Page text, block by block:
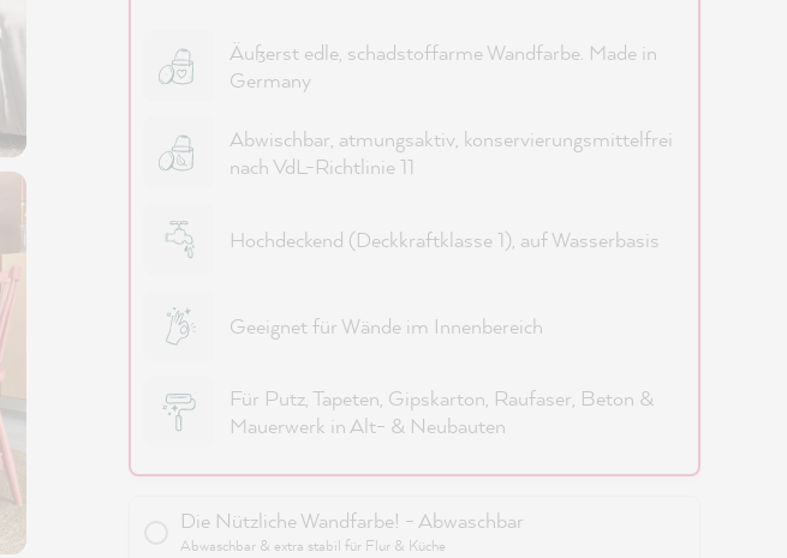
Äußerst edle, schadstoffarme Wandfarbe. Made in
Germany
Abwischbar, atmungsaktiv, konservierungsmittelfrei
nach VdL-Richtlinie 11
Hochdeckend (Deckkraftklasse 1), auf Wasserbasis
Geeignet für Wände im Innenbereich
Für Putz, Tapeten, Gipskarton, Raufaser, Beton &
Mauerwerk in Alt- & Neubauten
Die Nützliche Wandfarbe! - Abwaschbar
Abwaschbar & extra stabil für Flur & Küche